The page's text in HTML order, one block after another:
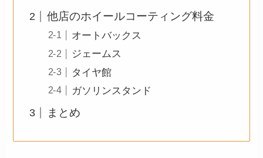
他店のホイールコーティング料金
オートバックス
ジェームス
タイヤ館
ガソリンスタンド
まとめ